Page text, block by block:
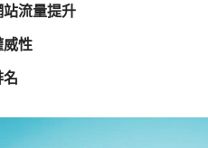
站流量提升
威性
名